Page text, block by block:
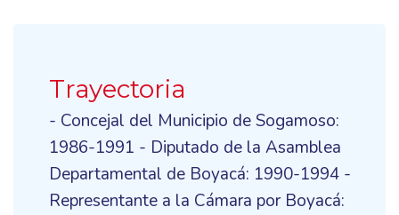
Trayectoria
- Concejal del Municipio de Sogamoso:
1986-1991 - Diputado de la Asamblea
Departamental de Boyacá: 1990-1994 -
Representante a la Cámara por Boyacá: